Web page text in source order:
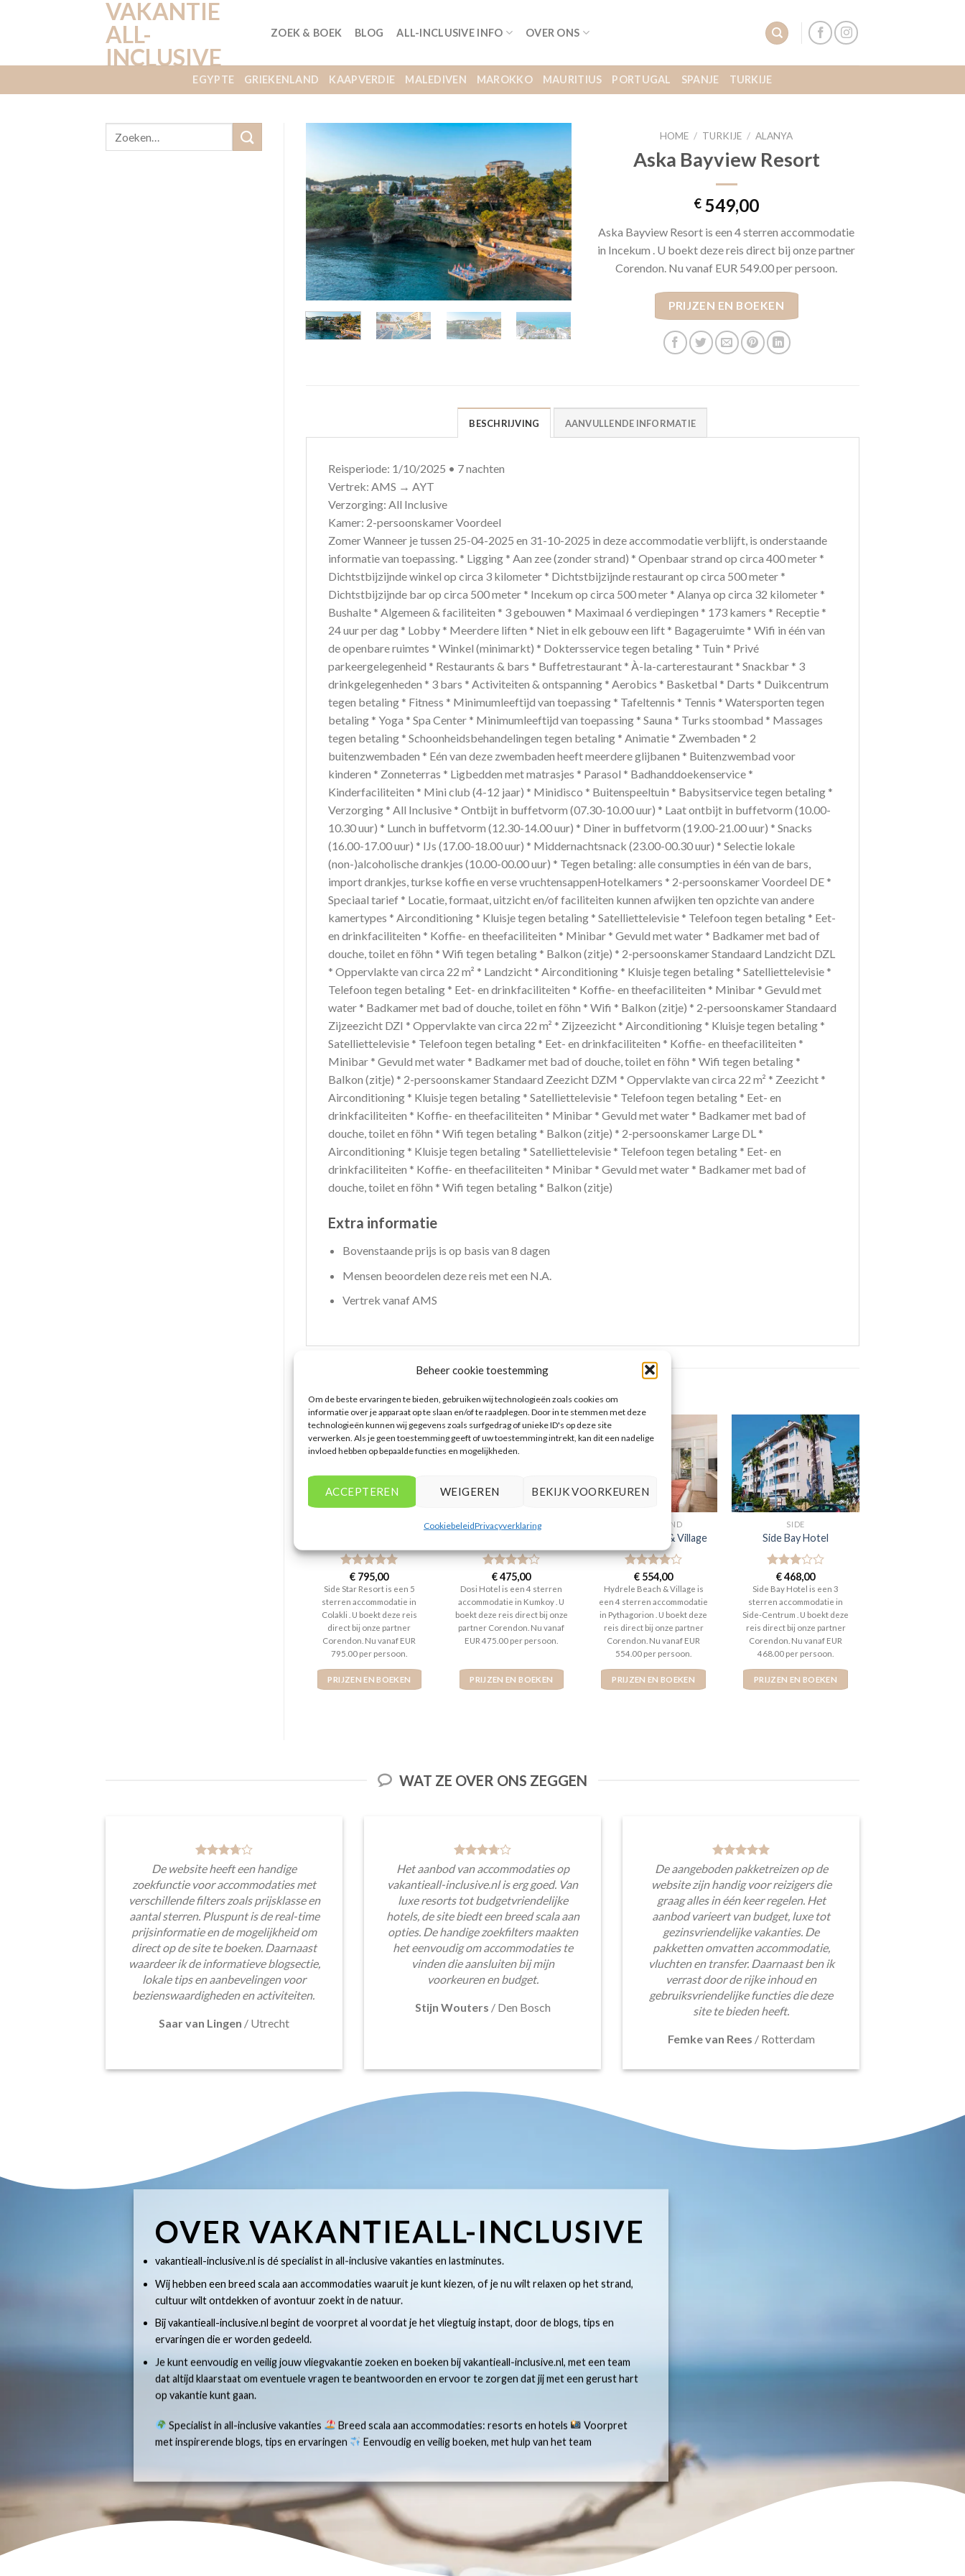
Beheer cookie toestemming
Om de beste ervaringen te bieden, gebruiken wij technologieën zoals cookies om
informatie over je apparaat op te slaan en/of te raadplegen. Door in te stemmen met deze
technologieën kunnen wij gegevens zoals surfgedrag of unieke ID's op deze site
verwerken. Als je geen toestemming geeft of uw toestemming intrekt, kan dit een nadelige
invloed hebben op bepaalde functies en mogelijkheden.
ACCEPTEREN WEIGEREN BEKIJK VOORKEUREN
CookiebeleidPrivacyverklaring
VAKANTIE
ALL-
INCLUSIVE
ZOEK & BOEK BLOG ALL-INCLUSIVE INFO OVER ONS
EGYPTE GRIEKENLAND KAAPVERDIE MALEDIVEN MAROKKO MAURITIUS PORTUGAL SPANJE TURKIJE
HOME / TURKIJE / ALANYA
Aska Bayview Resort
€ 549,00
Aska Bayview Resort is een 4 sterren accommodatie
in Incekum . U boekt deze reis direct bij onze partner
Corendon. Nu vanaf EUR 549.00 per persoon.
PRIJZEN EN BOEKEN
BESCHRIJVING AANVULLENDE INFORMATIE
Reisperiode: 1/10/2025 • 7 nachten
Vertrek: AMS → AYT
Verzorging: All Inclusive
Kamer: 2-persoonskamer Voordeel
Zomer Wanneer je tussen 25-04-2025 en 31-10-2025 in deze accommodatie verblijft, is onderstaande
informatie van toepassing. * Ligging * Aan zee (zonder strand) * Openbaar strand op circa 400 meter *
Dichtstbijzijnde winkel op circa 3 kilometer * Dichtstbijzijnde restaurant op circa 500 meter *
Dichtstbijzijnde bar op circa 500 meter * Incekum op circa 500 meter * Alanya op circa 32 kilometer *
Bushalte * Algemeen & faciliteiten * 3 gebouwen * Maximaal 6 verdiepingen * 173 kamers * Receptie *
24 uur per dag * Lobby * Meerdere liften * Niet in elk gebouw een lift * Bagageruimte * Wifi in één van
de openbare ruimtes * Winkel (minimarkt) * Doktersservice tegen betaling * Tuin * Privé
parkeergelegenheid * Restaurants & bars * Buffetrestaurant * À-la-carterestaurant * Snackbar * 3
drinkgelegenheden * 3 bars * Activiteiten & ontspanning * Aerobics * Basketbal * Darts * Duikcentrum
tegen betaling * Fitness * Minimumleeftijd van toepassing * Tafeltennis * Tennis * Watersporten tegen
betaling * Yoga * Spa Center * Minimumleeftijd van toepassing * Sauna * Turks stoombad * Massages
tegen betaling * Schoonheidsbehandelingen tegen betaling * Animatie * Zwembaden * 2
buitenzwembaden * Eén van deze zwembaden heeft meerdere glijbanen * Buitenzwembad voor
kinderen * Zonneterras * Ligbedden met matrasjes * Parasol * Badhanddoekenservice *
Kinderfaciliteiten * Mini club (4-12 jaar) * Minidisco * Buitenspeeltuin * Babysitservice tegen betaling *
Verzorging * All Inclusive * Ontbijt in buffetvorm (07.30-10.00 uur) * Laat ontbijt in buffetvorm (10.00-
10.30 uur) * Lunch in buffetvorm (12.30-14.00 uur) * Diner in buffetvorm (19.00-21.00 uur) * Snacks
(16.00-17.00 uur) * IJs (17.00-18.00 uur) * Middernachtsnack (23.00-00.30 uur) * Selectie lokale
(non-)alcoholische drankjes (10.00-00.00 uur) * Tegen betaling: alle consumpties in één van de bars,
import drankjes, turkse koffie en verse vruchtensappenHotelkamers * 2-persoonskamer Voordeel DE *
Speciaal tarief * Locatie, formaat, uitzicht en/of faciliteiten kunnen afwijken ten opzichte van andere
kamertypes * Airconditioning * Kluisje tegen betaling * Satelliettelevisie * Telefoon tegen betaling * Eet-
en drinkfaciliteiten * Koffie- en theefaciliteiten * Minibar * Gevuld met water * Badkamer met bad of
douche, toilet en föhn * Wifi tegen betaling * Balkon (zitje) * 2-persoonskamer Standaard Landzicht DZL
* Oppervlakte van circa 22 m² * Landzicht * Airconditioning * Kluisje tegen betaling * Satelliettelevisie *
Telefoon tegen betaling * Eet- en drinkfaciliteiten * Koffie- en theefaciliteiten * Minibar * Gevuld met
water * Badkamer met bad of douche, toilet en föhn * Wifi * Balkon (zitje) * 2-persoonskamer Standaard
Zijzeezicht DZI * Oppervlakte van circa 22 m² * Zijzeezicht * Airconditioning * Kluisje tegen betaling *
Satelliettelevisie * Telefoon tegen betaling * Eet- en drinkfaciliteiten * Koffie- en theefaciliteiten *
Minibar * Gevuld met water * Badkamer met bad of douche, toilet en föhn * Wifi tegen betaling *
Balkon (zitje) * 2-persoonskamer Standaard Zeezicht DZM * Oppervlakte van circa 22 m² * Zeezicht *
Airconditioning * Kluisje tegen betaling * Satelliettelevisie * Telefoon tegen betaling * Eet- en
drinkfaciliteiten * Koffie- en theefaciliteiten * Minibar * Gevuld met water * Badkamer met bad of
douche, toilet en föhn * Wifi tegen betaling * Balkon (zitje) * 2-persoonskamer Large DL *
Airconditioning * Kluisje tegen betaling * Satelliettelevisie * Telefoon tegen betaling * Eet- en
drinkfaciliteiten * Koffie- en theefaciliteiten * Minibar * Gevuld met water * Badkamer met bad of
douche, toilet en föhn * Wifi tegen betaling * Balkon (zitje)
Extra informatie
Bovenstaande prijs is op basis van 8 dagen
Mensen beoordelen deze reis met een N.A.
Vertrek vanaf AMS
Gewaardeerd
5uit 5
€ 795,00
Side Star Resort is een 5
sterren accommodatie in
Colakli . U boekt deze reis
direct bij onze partner
Corendon. Nu vanaf EUR
795.00 per persoon.
PRIJZEN EN BOEKEN
SIDE
Gewaardeerd
4uit 5
€475,00
Dosi Hotel is een 4 sterren
accommodatie in Kumkoy . U
boekt deze reis direct bij onze
partner Corendon. Nu vanaf
EUR 475.00 per persoon.
PRIJZEN EN BOEKEN
GRIEKENLAND
Hydrele Beach & Village
Gewaardeerd
4uit 5
€ 554,00
Hydrele Beach & Village is
een 4 sterren accommodatie
in Pythagorion . U boekt deze
reis direct bij onze partner
Corendon. Nu vanaf EUR
554.00 per persoon.
PRIJZEN EN BOEKEN
SIDE
Side Bay Hotel
Gewaardeerd
3uit 5
€468,00
Side Bay Hotel is een 3
sterren accommodatie in
Side-Centrum . U boekt deze
reis direct bij onze partner
Corendon. Nu vanaf EUR
468.00 per persoon.
PRIJZEN EN BOEKEN
WAT ZE OVER ONS ZEGGEN
De website heeft een handige
zoekfunctie voor accommodaties met
verschillende filters zoals prijsklasse en
aantal sterren. Pluspunt is de real-time
prijsinformatie en de mogelijkheid om
direct op de site te boeken. Daarnaast
waardeer ik de informatieve blogsectie,
lokale tips en aanbevelingen voor
bezienswaardigheden en activiteiten.
Saar van Lingen / Utrecht
Het aanbod van accommodaties op
vakantieall-inclusive.nl is erg goed. Van
luxe resorts tot budgetvriendelijke
hotels, de site biedt een breed scala aan
opties. De handige zoekfilters maakten
het eenvoudig om accommodaties te
vinden die aansluiten bij mijn
voorkeuren en budget.
Stijn Wouters / Den Bosch
De aangeboden pakketreizen op de
website zijn handig voor reizigers die
graag alles in één keer regelen. Het
aanbod varieert van budget, luxe tot
gezinsvriendelijke vakanties. De
pakketten omvatten accommodatie,
vluchten en transfer. Daarnaast ben ik
verrast door de rijke inhoud en
gebruiksvriendelijke functies die deze
site te bieden heeft.
Femke van Rees / Rotterdam
OVER VAKANTIEALL-INCLUSIVE
vakantieall-inclusive.nl is dé specialist in all-inclusive vakanties en lastminutes.
Wij hebben een breed scala aan accommodaties waaruit je kunt kiezen, of je nu wilt relaxen op het strand,
cultuur wilt ontdekken of avontuur zoekt in de natuur.
Bij vakantieall-inclusive.nl begint de voorpret al voordat je het vliegtuig instapt, door de blogs, tips en
ervaringen die er worden gedeeld.
Je kunt eenvoudig en veilig jouw vliegvakantie zoeken en boeken bij vakantieall-inclusive.nl, met een team
dat altijd klaarstaat om eventuele vragen te beantwoorden en ervoor te zorgen dat jij met een gerust hart
op vakantie kunt gaan.
Specialist in all-inclusive vakanties Breed scala aan accommodaties: resorts en hotels
Voorpret
met inspirerende blogs, tips en ervaringen
Eenvoudig en veilig boeken, met hulp van het team